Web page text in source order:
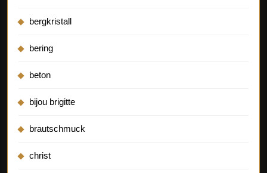
bergkristall
bering
beton
bijou brigitte
brautschmuck
christ